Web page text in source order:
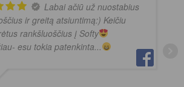
Labai ačiū už nuostabius
ir greitą atsiuntimą:) Keičiu
rankšluoščius į Softy
esu tokia patenkinta...